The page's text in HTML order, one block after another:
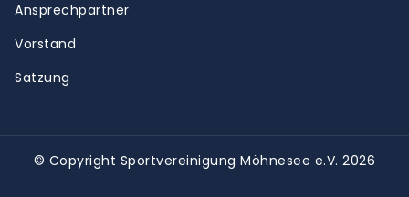
Ansprechpartner
Vorstand
Satzung
© Copyright Sportvereinigung Möhnesee e.V. 2026